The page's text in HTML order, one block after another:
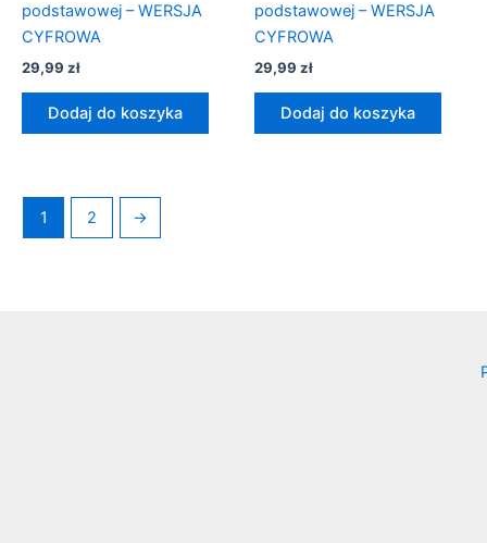
podstawowej – WERSJA
CYFROWA
29,99 zł
Dodaj do koszyka
podstawowej – WERSJA
CYFROWA
29,99 zł
Dodaj do koszyka
1 2 →